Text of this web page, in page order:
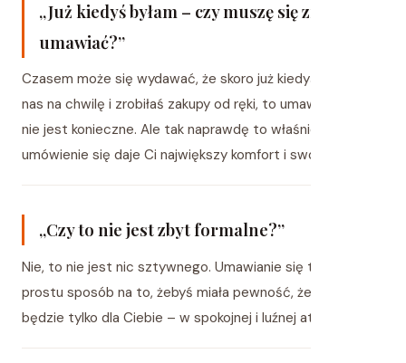
„Już kiedyś byłam – czy muszę się znowu
umawiać?”
Czasem może się wydawać, że skoro już kiedyś byłaś u
nas na chwilę i zrobiłaś zakupy od ręki, to umawianie się
nie jest konieczne. Ale tak naprawdę to właśnie
umówienie się daje Ci największy komfort i swobodę.
„Czy to nie jest zbyt formalne?”
Nie, to nie jest nic sztywnego. Umawianie się to po
prostu sposób na to, żebyś miała pewność, że ten czas
będzie tylko dla Ciebie – w spokojnej i luźnej atmosferze.